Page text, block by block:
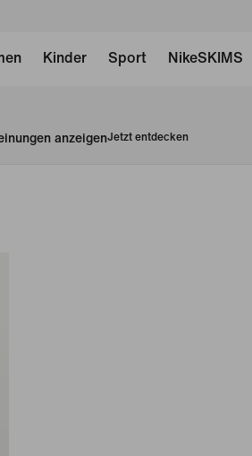
Kinder Sport NikeSKIMS
anzeigenJetzt entdecken